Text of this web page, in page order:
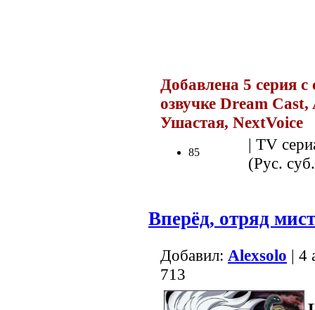
Добавлена 5 серия
озвучке Dream
Ушастая, NextVoice
85
| TV
(Рус.
Вперёд, отряд
Добавил: Alexsolo | 4
713